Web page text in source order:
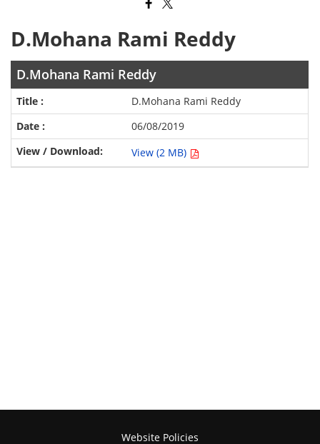
D.Mohana Rami Reddy
D.Mohana Rami Reddy
D.Mohana Rami Reddy
06/08/2019
View (2 MB)
Website Policies